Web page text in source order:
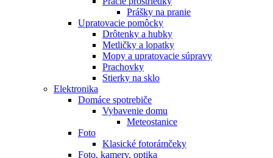
Prášky na pranie
Upratovacie pomôcky
Drôtenky a hubky
Metličky a lopatky
Mopy a upratovacie súpravy
Prachovky
Stierky na sklo
Elektronika
Domáce spotrebiče
Vybavenie domu
Meteostanice
Foto
Klasické fotorámčeky
Foto, kamery, optika